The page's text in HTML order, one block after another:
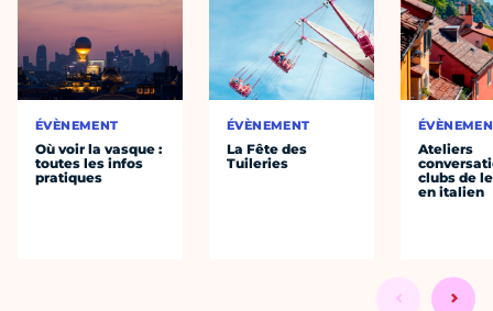
ÉVÈNEMENT
Où voir la vasque :
toutes les infos
pratiques
ÉVÈNEMENT
La Fête des
Tuileries
Ateliers
clubs de
en italien